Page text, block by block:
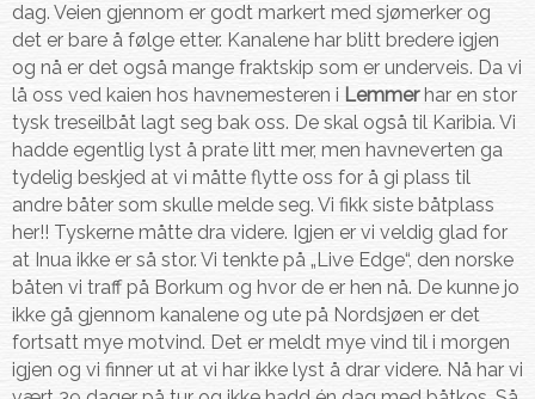
dag. Veien gjennom er godt markert med sjømerker og
det er bare å følge etter. Kanalene har blitt bredere igjen
og nå er det også mange fraktskip som er underveis. Da vi
lå oss ved kaien hos havnemesteren i Lemmer har en stor
tysk treseilbåt lagt seg bak oss. De skal også til Karibia. Vi
hadde egentlig lyst å prate litt mer, men havneverten ga
tydelig beskjed at vi måtte flytte oss for å gi plass til
andre båter som skulle melde seg. Vi fikk siste båtplass
her!! Tyskerne måtte dra videre. Igjen er vi veldig glad for
at Inua ikke er så stor. Vi tenkte på „Live Edge“, den norske
båten vi traff på Borkum og hvor de er hen nå. De kunne jo
ikke gå gjennom kanalene og ute på Nordsjøen er det
fortsatt mye motvind. Det er meldt mye vind til i morgen
igjen og vi finner ut at vi har ikke lyst å drar videre. Nå har vi